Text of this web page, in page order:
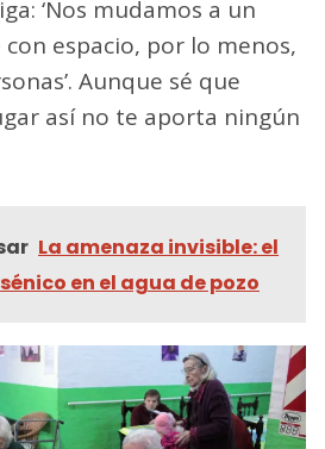
‘Nos mudamos a un
espacio, por lo menos,
Aunque sé que
así no te aporta ningún
La amenaza invisible: el
en el agua de pozo